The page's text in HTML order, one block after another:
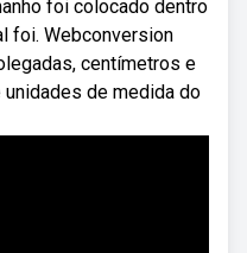
foi colocado dentro
foi. Webconversion
centímetros e
de medida do